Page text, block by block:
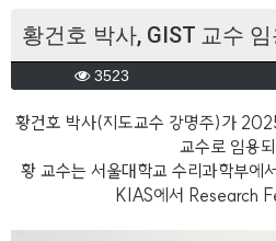
황건호 박사, GIST 교수 임
3523
황건호 박사(지도교수 강명주)가
교수로 임용
황 교수는 서울대학교 수리과학부에
KIAS에서 Research